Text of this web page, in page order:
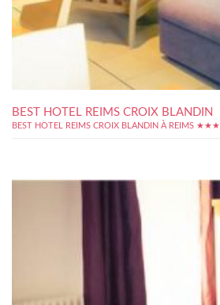
BEST HOTEL REIMS CROIX BLANDIN
BEST HOTEL REIMS CROIX BLANDIN À REIMS ★★★